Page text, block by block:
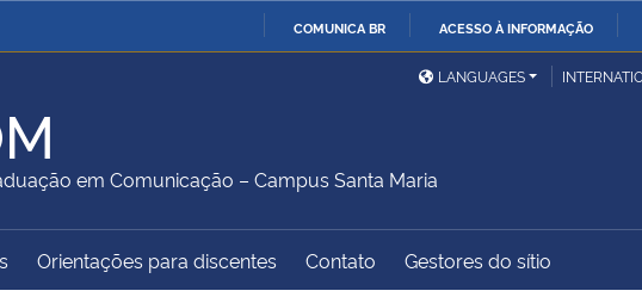
COMUNICA BR ACESSO À INFORMAÇÃO
Justiça e
Ministério da Defesa
Ministério das Relações
Exteriores
Educação
Turismo
Ministério do
Controladoria-Geral da
LANGUAGES
em Comunicação – Campus Santa Maria
Orientações para discentes Contato Gestores do sítio